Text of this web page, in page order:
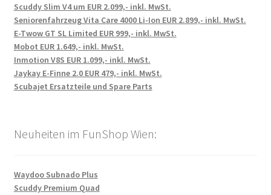
Scuddy Slim V4 um EUR 2.099,- inkl. MwSt.
Seniorenfahrzeug Vita Care 4000 Li-Ion EUR 2.899,- inkl. MwSt.
E-Twow GT SL Limited EUR 999,- inkl. MwSt.
Mobot EUR 1.649,- inkl. MwSt.
Inmotion V8S EUR 1.099,- inkl. MwSt.
Jaykay E-Finne 2.0 EUR 479,- inkl. MwSt.
Scubajet Ersatzteile und Spare Parts
Neuheiten im FunShop Wien:
Waydoo Subnado Plus
Scuddy Premium Quad